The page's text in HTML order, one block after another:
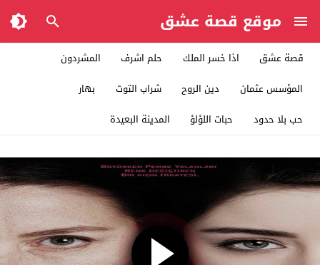
موقع قصة عشق
قصة عشق اذا خسر الملك حلم اشرف
المشردون
المؤسس عثمان
دين الروح شراب التوت
بهار
حب بلا حدود
حبات اللؤلؤ المدينة البعيدة